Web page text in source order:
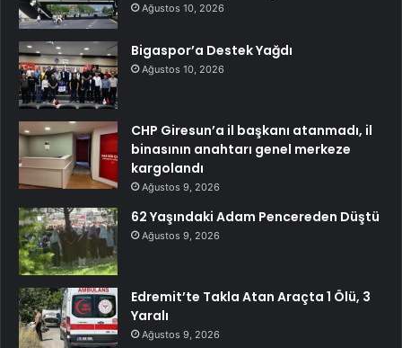
Ağustos 10, 2026
Bigaspor’a Destek Yağdı
Ağustos 10, 2026
CHP Giresun’a il başkanı atanmadı, il
binasının anahtarı genel merkeze
kargolandı
Ağustos 9, 2026
62 Yaşındaki Adam Pencereden Düştü
Ağustos 9, 2026
Edremit’te Takla Atan Araçta 1 Ölü, 3
Yaralı
Ağustos 9, 2026